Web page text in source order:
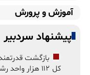
آموزش و پرورش
پیشنهاد سردبیر
بازگشت
کل ۱۱۲ هزار واحد رشد کرد